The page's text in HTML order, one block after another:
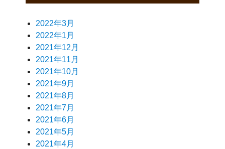
2022年3月
2022年1月
2021年12月
2021年11月
2021年10月
2021年9月
2021年8月
2021年7月
2021年6月
2021年5月
2021年4月